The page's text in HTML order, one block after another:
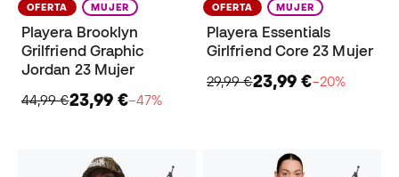
OFERTA MUJER
Playera Brooklyn
Grilfriend Graphic
Jordan 23 Mujer
44,99 €23,99 €−47%
OFERTA MUJER
Playera Essentials
Girlfriend Core 23 Mujer
29,99 €23,99 €−20%